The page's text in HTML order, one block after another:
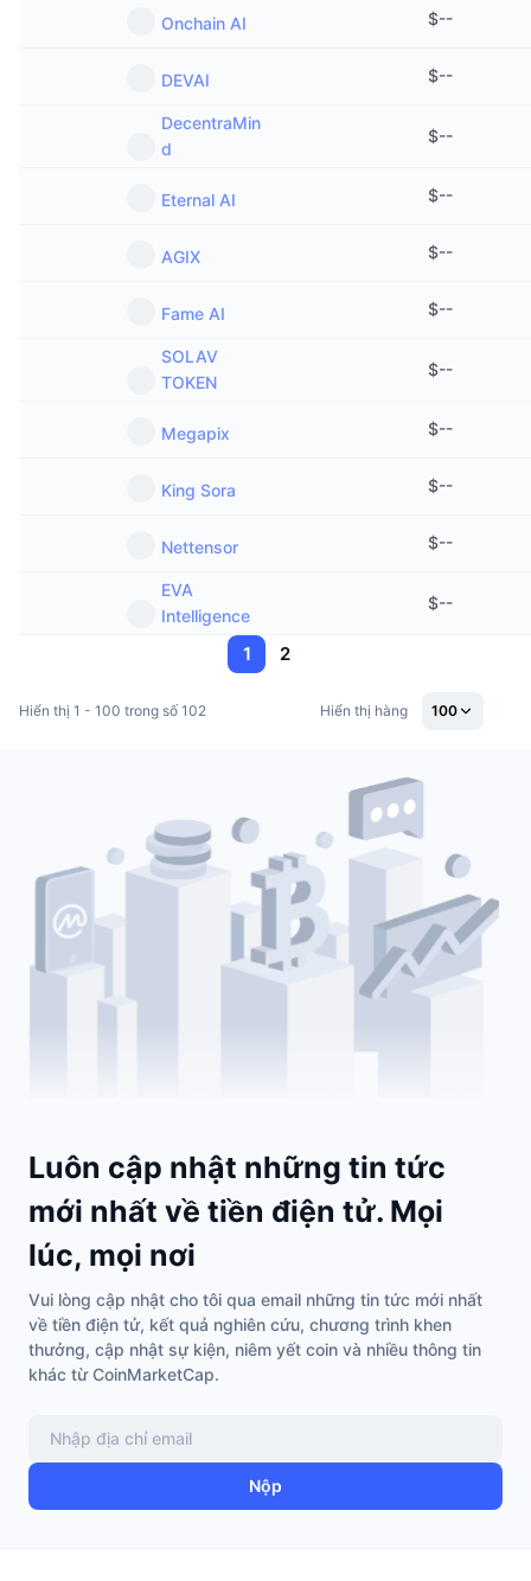
Onchain AI $--
DEVAI $--
DecentraMin
d
$--
Eternal AI $--
AGIX $--
Fame AI $--
SOLAV
TOKEN
$--
Megapix $--
King Sora $--
Nettensor $--
EVA
Intelligence
$--
1 2
Hiển thị 1 - 100 trong số 102 Hiển thị hàng 100
Luôn cập nhật những tin tức
mới nhất về tiền điện tử. Mọi
lúc, mọi nơi
Vui lòng cập nhật cho tôi qua email những tin tức mới nhất
về tiền điện tử, kết quả nghiên cứu, chương trình khen
thưởng, cập nhật sự kiện, niêm yết coin và nhiều thông tin
khác từ CoinMarketCap.
Nộp